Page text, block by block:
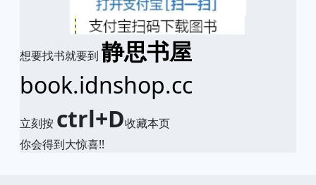
想要找书就要到 静思书屋
book.idnshop.cc
立刻按 ctrl+D收藏本页
你会得到大惊喜!!